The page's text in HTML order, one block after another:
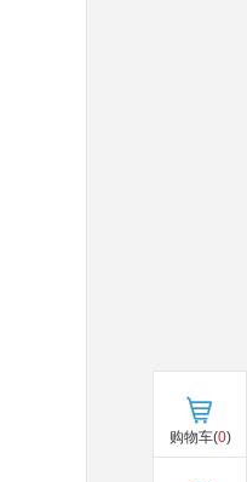
购物车(0)